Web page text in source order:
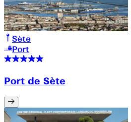
Sète
Port
Port de Sète